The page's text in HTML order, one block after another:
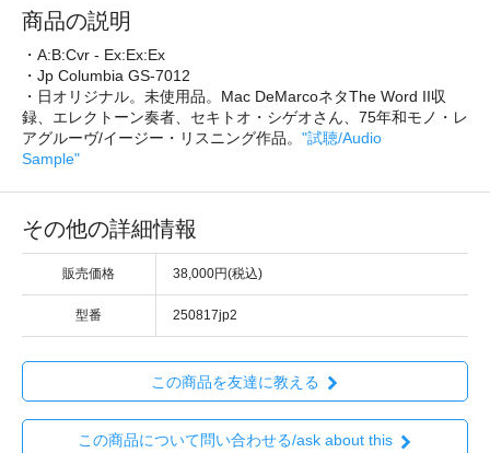
商品の説明
・A:B:Cvr - Ex:Ex:Ex
・Jp Columbia GS-7012
・日オリジナル。未使用品。Mac DeMarcoネタThe Word II収
録、エレクトーン奏者、セキトオ・シゲオさん、75年和モノ・レ
アグルーヴ/イージー・リスニング作品。 "試聴/Audio
Sample"
その他の詳細情報
販売価格 38,000円(税込)
型番 250817jp2
この商品を友達に教える
この商品について問い合わせる/ask about this